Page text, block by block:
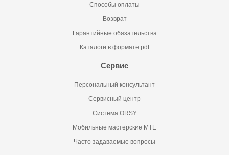
Способы оплаты
Возврат
Гарантийные обязательства
Каталоги в формате pdf
Сервис
Персональный консультант
Сервисный центр
Система ORSY
Мобильные мастерские MTE
Часто задаваемые вопросы